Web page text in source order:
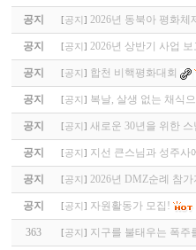
공지 [공지 ] 2026년 동북아 평화체
공지 [공지 ] 2026년 상반기 사업 보
공지 [공지 ] 합천 비핵평화대회
공지 [공지 ] 복날, 살생 없는 채식
공지 [공지 ] 새로운 30년을 위한
공지 [공지 ] 지선 큰스님과 성주사
공지 [공지 ] 2026년 DMZ순례 참
공지 [공지 ] 자원활동가 모집!
363 [공지 ] 지구를 불태우는 폭